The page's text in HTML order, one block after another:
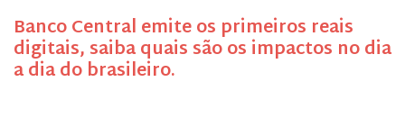
Banco Central emite os primeiros reais
digitais, saiba quais são os impactos no dia
a dia do brasileiro.